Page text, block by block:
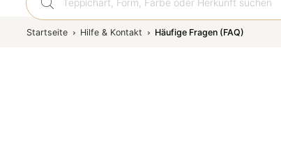
Startseite Hilfe & Kontakt Häufige Fragen (FAQ)